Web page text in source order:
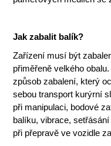
Jak zabalit balík?
Zařízení musí být
přiměřeně velkého
způsob zabalení, který
sebou transport kurýrní
při manipulaci, bodové
balíku, vibrace,
při přepravě ve vozidle